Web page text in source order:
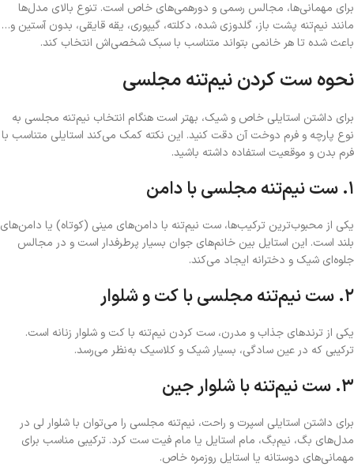
برای مهمانی‌ها، مجالس رسمی و دورهمی‌های خاص است. تنوع بالای مدل‌ها
مانند نیم‌تنه پشت باز، گلدوزی شده، دکلته، گیپوری، یقه قایقی، بدون آستین و…
باعث شده تا هر خانمی بتواند متناسب با سبک شخصی‌اش انتخاب کند.
نحوه ست کردن نیم‌تنه مجلسی
برای داشتن استایلی خاص و شیک، بهتر است هنگام انتخاب نیم‌تنه مجلسی به
نوع پارچه و فرم دوخت آن دقت کنید. این نکته کمک می‌کند استایلی متناسب با
فرم بدن و موقعیت استفاده داشته باشید.
۱. ست نیم‌تنه مجلسی با دامن
یکی از محبوب‌ترین ترکیب‌ها، ست نیم‌تنه با دامن‌های مینی (کوتاه) یا دامن‌های
بلند است. این استایل بین خانم‌های جوان بسیار پرطرفدار است و در مجالس
جلوه‌ای شیک و دخترانه ایجاد می‌کند.
۲. ست نیم‌تنه مجلسی با کت و شلوار
یکی از ترندهای جذاب و مدرن، ست کردن نیم‌تنه با کت و شلوار زنانه است.
ترکیبی که در عین سادگی، بسیار شیک و کلاسیک به‌نظر می‌رسد.
۳. ست نیم‌تنه با شلوار جین
برای داشتن استایلی اسپرت و راحت، نیم‌تنه مجلسی را می‌توان با شلوار لی در
مدل‌های بگ، نیم‌بگ، مام استایل یا مام فیت ست کرد. ترکیبی مناسب برای
مهمانی‌های دوستانه یا استایل روزمره خاص.